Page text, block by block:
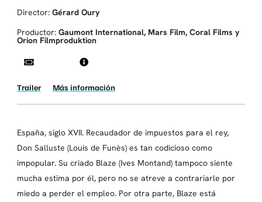
Director: Gérard Oury
Productor: Gaumont International, Mars Film, Coral Films y
Orion Filmproduktion
Trailer Más información
España, siglo XVII. Recaudador de impuestos para el rey,
Don Salluste (Louis de Funès) es tan codicioso como
impopular. Su criado Blaze (Ives Montand) tampoco siente
mucha estima por él, pero no se atreve a contrariarle por
miedo a perder el empleo. Por otra parte, Blaze está